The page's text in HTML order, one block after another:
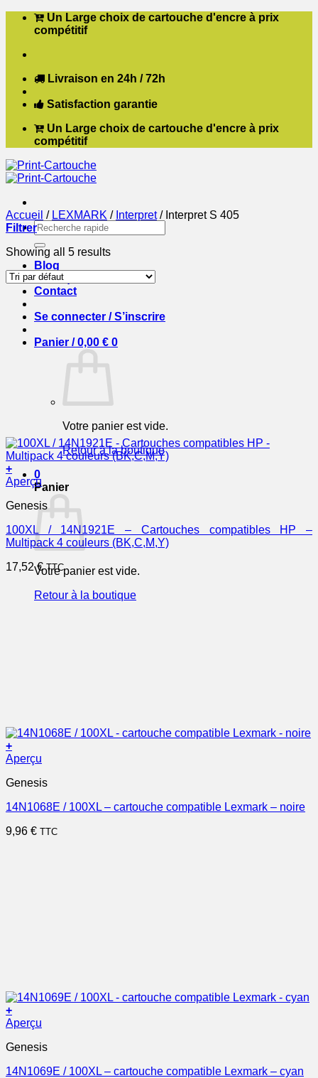
Passer Un Large choix de cartouche d'encre à prix
compétitif
Livraison en 24h / 72h
Satisfaction garantie
Un Large choix de cartouche d'encre à prix
compétitif
Recherche
pour :
Blog
Boutique
Contact
Se connecter / S’inscrire
Panier /0,00 € 0
Votre panier est vide.
Retour à la boutique
0
Panier
Votre panier est vide.
Retour à la boutique
Accueil / LEXMARK / Interpret /Interpret S 405
Filtrer
Showing all 5 results
+
Aperçu
Genesis
100XL / 14N1921E – Cartouches compatibles HP –
Multipack 4 couleurs (BK,C,M,Y)
17,52€ TTC
+
Aperçu
Genesis
14N1068E / 100XL – cartouche compatible Lexmark – noire
9,96 € TTC
+
Aperçu
Genesis
14N1069E / 100XL – cartouche compatible Lexmark – cyan